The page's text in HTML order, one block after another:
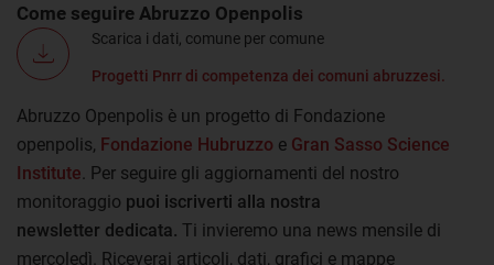
Come seguire Abruzzo Openpolis
Scarica i dati, comune per comune
Progetti Pnrr di competenza dei comuni abruzzesi.
Abruzzo Openpolis è un progetto di Fondazione
openpolis, Fondazione Hubruzzo e Gran Sasso Science
Institute. Per seguire gli aggiornamenti del nostro
monitoraggio puoi iscriverti alla nostra
newsletter dedicata. Ti invieremo una news mensile di
mercoledì. Riceverai articoli, dati, grafici e mappe